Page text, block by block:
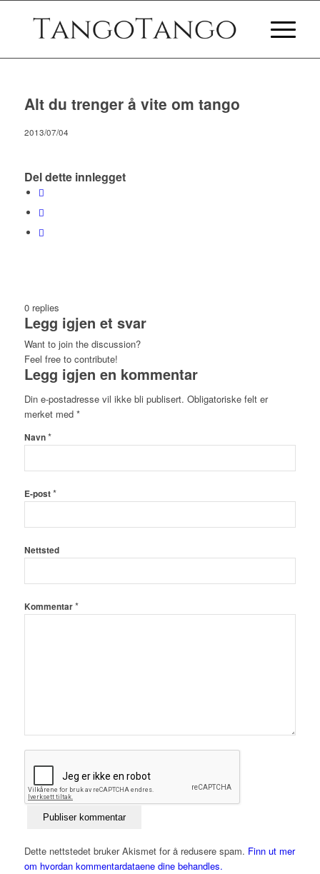
Alt du trenger å vite om tango
2013/07/04
Del dette innlegget
0 replies
Legg igjen et svar
Want to join the discussion?
Feel free to contribute!
Legg igjen en kommentar
Din e-postadresse vil ikke bli publisert. Obligatoriske felt er
merket med *
Navn*
E-post*
Nettsted
Kommentar*
Dette nettstedet bruker Akismet for å redusere spam. Finn ut mer
om hvordan kommentardataene dine behandles.